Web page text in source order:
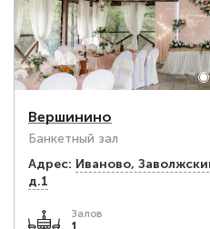
Вершинино
Банкетный зал
Адрес: Иваново,
д.1
Залов